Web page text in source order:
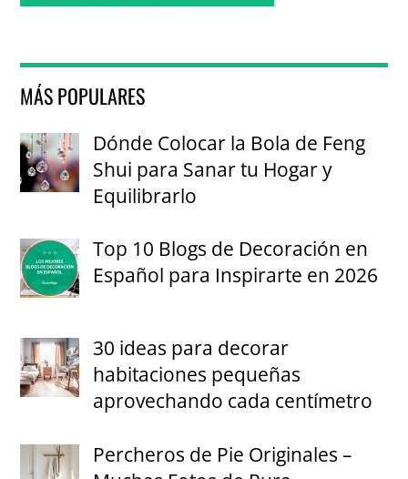
MÁS POPULARES
Dónde Colocar la Bola de Feng
Shui para Sanar tu Hogar y
Equilibrarlo
Top 10 Blogs de Decoración en
Español para Inspirarte en 2026
30 ideas para decorar
habitaciones pequeñas
aprovechando cada centímetro
Percheros de Pie Originales –